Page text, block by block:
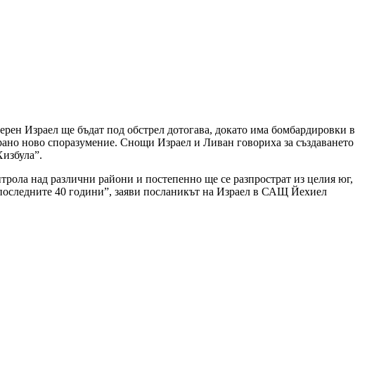
Израел ще бъдат под обстрел дотогава, докато има бомбардировки в
ново споразумение. Снощи Израел и Ливан говориха за създаването
над различни райони и постепенно ще се разпрострат из целия юг,
40 години”, заяви посланикът на Израел в САЩ Йехиел